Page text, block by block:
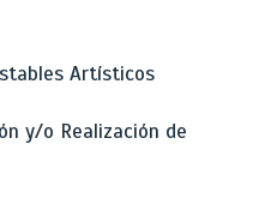
Artísticos
y/o Realización de